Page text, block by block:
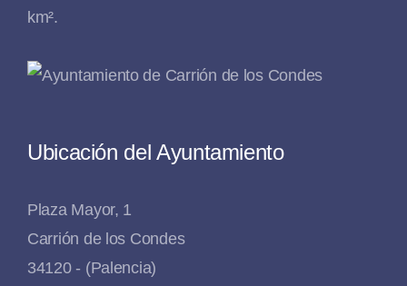
km².
Ubicación del Ayuntamiento
Plaza Mayor, 1
Carrión de los Condes
34120 - (Palencia)